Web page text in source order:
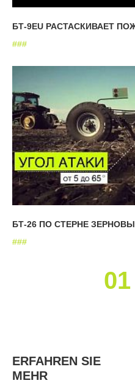
БТ-9EU РАСТАСКИВАЕТ
###
БТ-26 ПО СТЕРНЕ
###
01
ERFAHREN SIE
MEHR